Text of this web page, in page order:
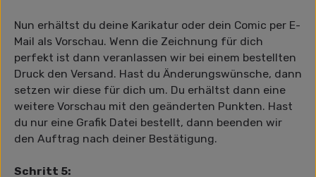
Nun erhältst du deine Karikatur oder dein Comic per E-
Mail als Vorschau. Wenn die Zeichnung für dich
perfekt ist dann veranlassen wir bei einem bestellten
Druck den Versand. Hast du Änderungswünsche, dann
setzen wir diese für dich um. Du erhältst dann eine
weitere Vorschau mit den geänderten Punkten. Hast
du nur eine Grafik Datei bestellt, dann beenden wir
den Auftrag nach deiner Bestätigung.
Schritt 5: